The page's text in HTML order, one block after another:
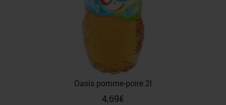
Oasis pomme-poire 2l
4,69€